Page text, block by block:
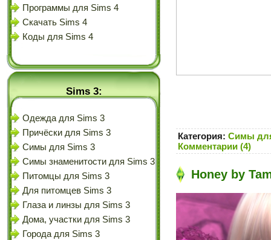
Программы для Sims 4
Скачать Sims 4
Коды для Sims 4
Sims 3:
Одежда для Sims 3
Причёски для Sims 3
Симы для Sims 3
Симы знаменитости для Sims 3
Питомцы для Sims 3
Для питомцев Sims 3
Глаза и линзы для Sims 3
Дома, участки для Sims 3
Города для Sims 3
Категория: Симы
Комментарии (4)
Honey by